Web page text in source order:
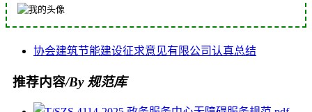
协会建筑节能建设征求意见有限公司认真总结
推荐内容/By 规范库